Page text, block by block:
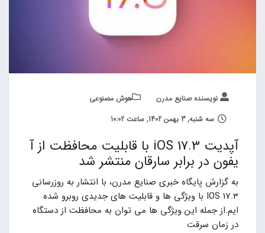
نویسنده صنایع مدرن
هوش مصنوعی
سه شنبه, 3 بهمن 1402, ساعت 10:02
آپدیت iOS 17.3 با قابلیت محافظت از آ
یفون در برابر سارقان منتشر شد
به گزارش پایگاه خبری صنایع مدرن، با انتشار به روزرسانی
IOS 17.3 با ویژگی ها و قابلیت های جدیدی روبرو شده
ایم.از جمله این ویژگی ها می توان به محافظت از دستگاه
در زمان سرقت